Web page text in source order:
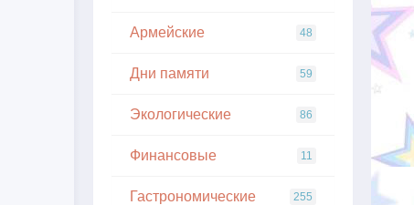
Армейские 48
Дни памяти 59
Экологические 86
Финансовые 11
Гастрономические 255